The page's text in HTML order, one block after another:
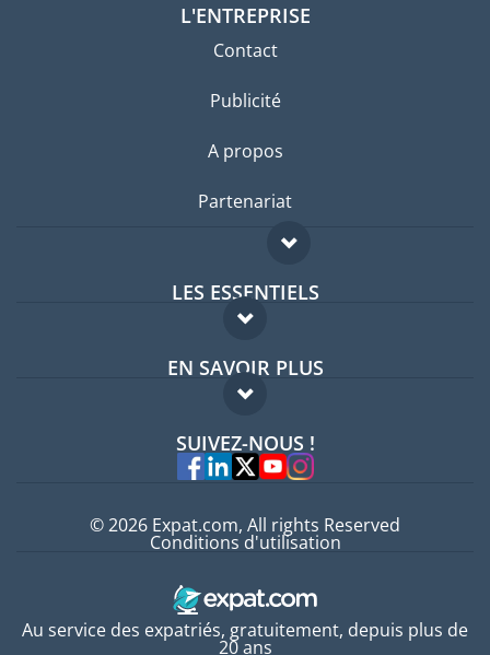
L'ENTREPRISE
Contact
Publicité
A propos
Partenariat
LES ESSENTIELS
Forum expatriés
Guides pays
EN SAVOIR PLUS
FAQ
Experts
SUIVEZ-NOUS !
Au service des expatriés, gratuitement, depuis plus de
20 ans
© 2026 Expat.com, All rights Reserved
Conditions d'utilisation